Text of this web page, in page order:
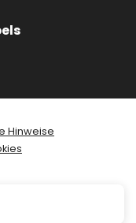
Hinweise